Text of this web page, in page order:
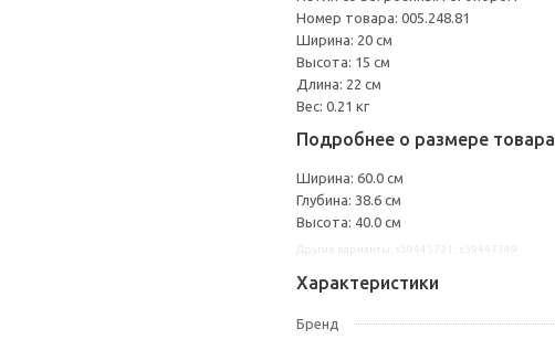
Номер товара: 005.248.81
Ширина: 20 см
Высота: 15 см
Длина: 22 см
Вес: 0.21 кг
Подробнее о размере товара
Ширина: 60.0 см
Глубина: 38.6 см
Высота: 40.0 см
Характеристики
Бренд